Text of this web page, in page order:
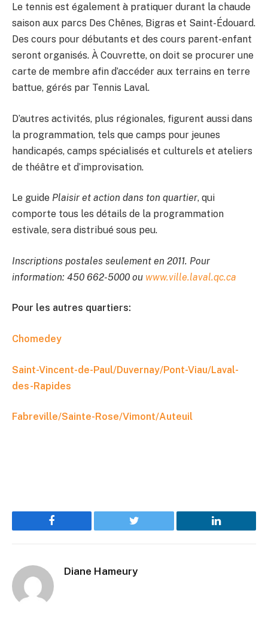
Le tennis est également à pratiquer durant la chaude
saison aux parcs Des Chênes, Bigras et Saint-Édouard.
Des cours pour débutants et des cours parent-enfant
seront organisés. À Couvrette, on doit se procurer une
carte de membre afin d’accéder aux terrains en terre
battue, gérés par Tennis Laval.
D’autres activités, plus régionales, figurent aussi dans
la programmation, tels que camps pour jeunes
handicapés, camps spécialisés et culturels et ateliers
de théâtre et d’improvisation.
Le guide Plaisir et action dans ton quartier, qui
comporte tous les détails de la programmation
estivale, sera distribué sous peu.
Inscriptions postales seulement en 2011. Pour
information: 450 662-5000 ou www.ville.laval.qc.ca
Pour les autres quartiers:
Chomedey
Saint-Vincent-de-Paul/Duvernay/Pont-Viau/Laval-
des-Rapides
Fabreville/Sainte-Rose/Vimont/Auteuil
Facebook Twitter LinkedIn
Diane Hameury